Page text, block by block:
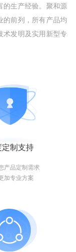
的生产经验。聚和源
的前列，所有产品均
术发明及实用新型专
定制支持
产品定制需求
加专业方案